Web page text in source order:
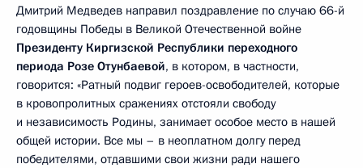
Дмитрий Медведев направил поздравление по случаю 66-й
годовщины Победы в Великой Отечественной войне
Президенту Киргизской Республики переходного
периода Розе Отунбаевой, в котором, в частности,
говорится: «Ратный подвиг героев-освободителей, которые
в кровопролитных сражениях отстояли свободу
и независимость Родины, занимает особое место в нашей
общей истории. Все мы – в неоплатном долгу перед
победителями, отдавшими свои жизни ради нашего